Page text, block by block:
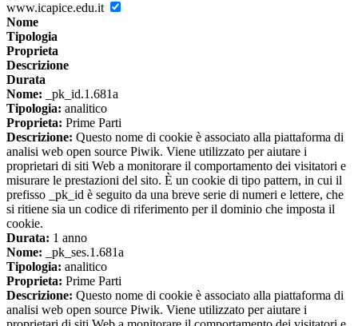
www.icapice.edu.it
Nome
Tipologia
Proprieta
Descrizione
Durata
Nome: _pk_id.1.681a
Tipologia: analitico
Proprieta: Prime Parti
Descrizione: Questo nome di cookie è associato alla piattaforma di
analisi web open source Piwik. Viene utilizzato per aiutare i
proprietari di siti Web a monitorare il comportamento dei visitatori e
misurare le prestazioni del sito. È un cookie di tipo pattern, in cui il
prefisso _pk_id è seguito da una breve serie di numeri e lettere, che
si ritiene sia un codice di riferimento per il dominio che imposta il
cookie.
Durata: 1 anno
Nome: _pk_ses.1.681a
Tipologia: analitico
Proprieta: Prime Parti
Descrizione: Questo nome di cookie è associato alla piattaforma di
analisi web open source Piwik. Viene utilizzato per aiutare i